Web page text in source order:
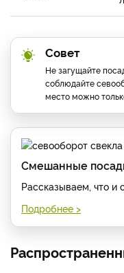
Совет
Не загущайте
соблюдайте
место можно
Смешанные
Рассказываем, что и
Подробнее >